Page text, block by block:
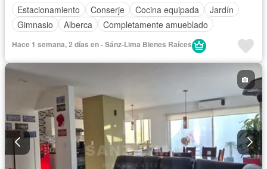
Estacionamiento
Conserje Cocina equipada
Jardín
Gimnasio
Alberca Completamente amueblado
Hace 1 semana, 2 días en - Sánz-Lima Bienes Raíces